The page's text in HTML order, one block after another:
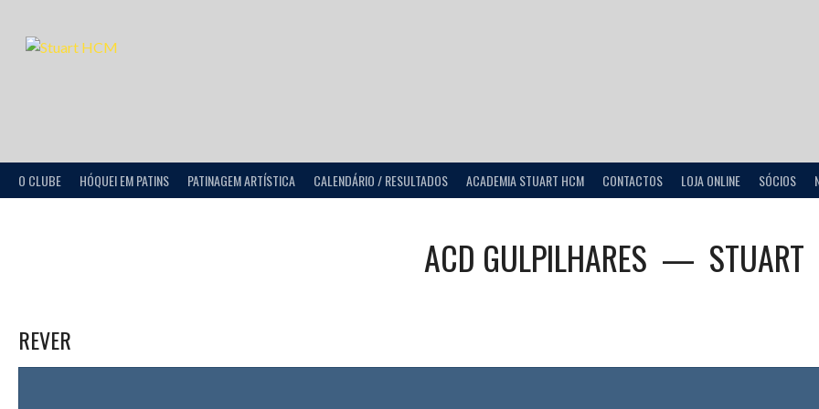
O CLUBE HÓQUEI EM PATINS PATINAGEM ARTÍSTICA CALENDÁRIO / RESULTADOS ACADEMIA STUART HCM CONTACTOS LOJA ONLINE SÓCIOS
ACD GULPILHARES — STUART
REVER